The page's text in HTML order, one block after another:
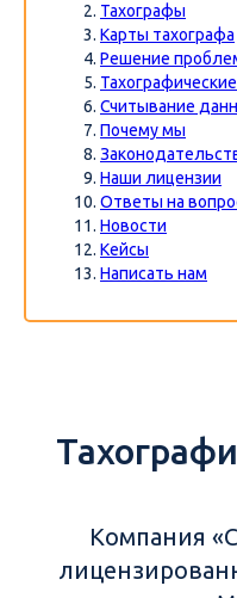
Тахографы
Карты тахографа
Решение
Считывание
Почему мы
Наши лицензии
Ответы на
Новости
Кейсы
Написать нам
Компания